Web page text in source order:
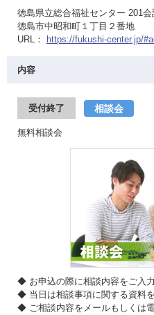
徳島県立総合福祉センター 201
徳島市中昭和町１丁目２番地
URL：
https://fukushi-center.jp/
内容
受付終了 相談会
無料相談会
◆ お申込の際に相談内容をご入力
◆ 当日は相談事項に関する資料を
◆ ご相談内容をメールもしくは